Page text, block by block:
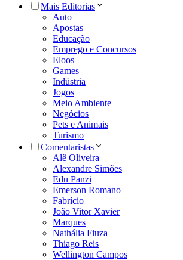
Mais Editorias
Auto
Apostas
Educação
Emprego e Concursos
Eloos
Games
Indústria
Jogos
Meio Ambiente
Negócios
Pets e Animais
Turismo
Comentaristas
Alê Oliveira
Alexandre Simões
Edu Panzi
Emerson Romano
Fabrício
João Vitor Xavier
Marques
Nathália Fiuza
Thiago Reis
Wellington Campos